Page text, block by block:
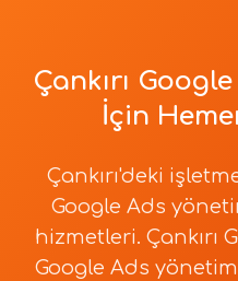
Çankırı
İçin
Çankırı'deki
Google Ads
hizmetleri. Çankırı
Google Ads